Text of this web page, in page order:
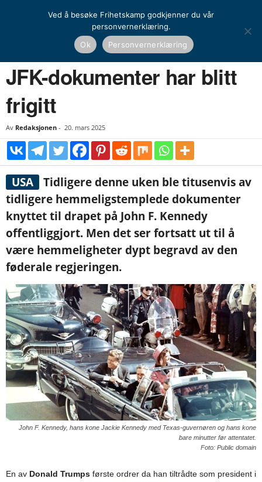
JFK-dokumenter har blitt frigitt
JFK-dokumenter har blitt
frigitt
Av Redaksjonen - 20. mars 2025
USA
Tidligere denne uken ble titusenvis av
tidligere hemmeligstemplede dokumenter
knyttet til drapet på John F. Kennedy
offentliggjort. Men det ser fortsatt ut til å
være hemmeligheter dypt begravd av den
føderale regjeringen.
John F. Kennedy, hans kone Jackie Kennedy med Texas-guvernøren og hans kone
bare minutter før attentatet.
Foto: Public domain
En av Donald Trumps første ordrer da han tiltrådte som president i
Ved å besøke Frihetskamp godkjenner du vår
personvernerklæring.
Ok
Personvernerklæring